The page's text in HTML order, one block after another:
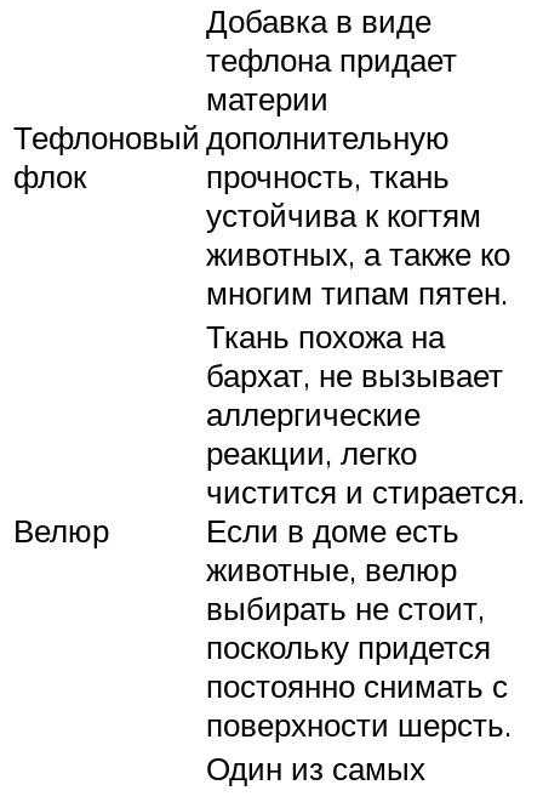
Тефлоновый
флок
Добавка в виде
тефлона придает
материи
дополнительную
прочность, ткань
устойчива к когтям
животных, а также ко
многим типам пятен.
Велюр
Ткань похожа на
бархат, не вызывает
аллергические
реакции, легко
чистится и стирается.
Если в доме есть
животные, велюр
выбирать не стоит,
поскольку придется
постоянно снимать с
поверхности шерсть.
Один из самых